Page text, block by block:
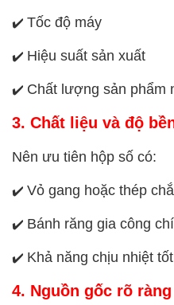
✔️ Tốc độ máy
✔️ Hiệu suất sản xuất
✔️ Chất lượng sản phẩm
3. Chất liệu và độ
Nên ưu tiên hộp số có:
✔️ Vỏ gang hoặc thép
✔️ Bánh răng gia công
✔️ Khả năng chịu nhiệt tốt
4. Nguồn gốc rõ ràng